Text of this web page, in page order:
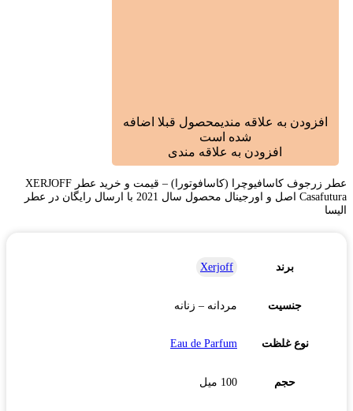
افزودن به علاقه مندیمحصول قبلا اضافه
شده است
افزودن به علاقه مندی
عطر زرجوف کاسافیوچرا (کاسافوتورا) – قیمت و خرید عطر XERJOFF
Casafutura اصل و اورجینال محصول سال 2021 با ارسال رایگان در عطر
الیسا
برند Xerjoff
جنسیت مردانه – زنانه
نوع غلظت Eau de Parfum
حجم 100 میل